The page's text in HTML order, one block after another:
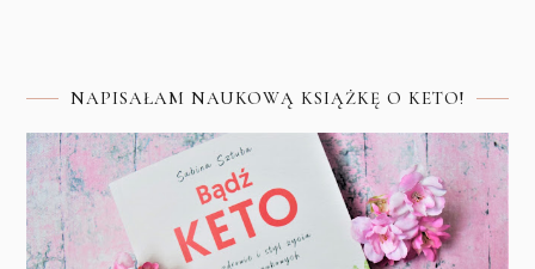
NAPISAŁAM NAUKOWĄ KSIĄŻKĘ O KETO!